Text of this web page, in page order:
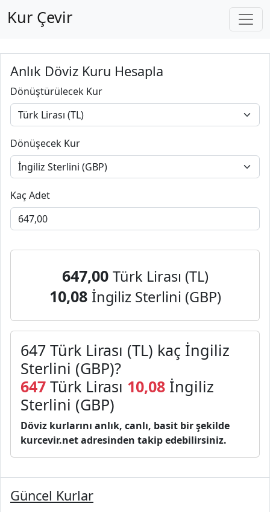
Kur Çevir
Anlık Döviz Kuru Hesapla
Dönüştürülecek Kur
Dönüşecek Kur
Kaç Adet
647,00 Türk Lirası (TL)
10,08 İngiliz Sterlini (GBP)
647 Türk Lirası (TL) kaç İngiliz
Sterlini (GBP)?
647 Türk Lirası 10,08 İngiliz
Sterlini (GBP)
Döviz kurlarını anlık, canlı, basit bir şekilde
kurcevir.net adresinden takip edebilirsiniz.
Güncel Kurlar